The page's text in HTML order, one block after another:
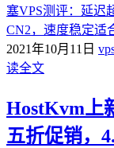
塞VPS测评：延迟
CN2，速度稳定适
2021年10月11日
读全文
HostKvm上
五折促销，